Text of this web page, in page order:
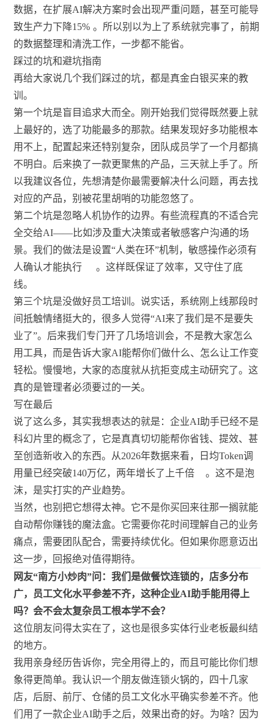
数据，在扩展AI解决方案时会出现严重问题，甚至可能导
致生产力下降15% 。所以别以为上了系统就完事了，前期
的数据整理和清洗工作，一步都不能省。
踩过的坑和避坑指南
再给大家说几个我们踩过的坑，都是真金白银买来的教
训。
第一个坑是盲目追求大而全。刚开始我们觉得既然要上就
上最好的，选了功能最多的那款。结果发现好多功能根本
用不上，配置起来还特别复杂，团队成员学了一个月都搞
不明白。后来换了一款更聚焦的产品，三天就上手了。所
以我建议各位，先想清楚你最需要解决什么问题，再去找
对应的产品，别被花里胡哨的功能忽悠了。
第二个坑是忽略人机协作的边界。有些流程真的不适合完
全交给AI——比如涉及重大决策或者敏感客户沟通的场
景。我们的做法是设置“人类在环”机制，敏感操作必须有
人确认才能执行
。这样既保证了效率，又守住了底
线。
第三个坑是没做好员工培训。说实话，系统刚上线那段时
间抵触情绪挺大的，很多人觉得“AI来了我们是不是要失
业了”。后来我们专门开了几场培训会，不是教大家怎么
用工具，而是告诉大家AI能帮你们做什么、怎么让工作变
轻松。慢慢地，大家的态度就从抗拒变成主动研究了。这
真的是管理者必须要过的一关。
写在最后
说了这么多，其实我想表达的就是：企业AI助手已经不是
科幻片里的概念了，它是真真切切能帮你省钱、提效、甚
至创造新收入的东西。从2026年数据来看，日均Token调
用量已经突破140万亿，两年增长了上千倍
。这不是泡
沫，是实打实的产业趋势。
当然，也别把它想得太神。它不是你买回来往那一搁就能
自动帮你赚钱的魔法盒。它需要你花时间理解自己的业务
痛点，需要团队配合，需要持续优化。但如果你愿意迈出
这一步，回报绝对值得期待。
网友“南方小炒肉”问：我们是做餐饮连锁的，店多分布
广，员工文化水平参差不齐，这种企业AI助手能用得上
吗？会不会太复杂员工根本学不会？
这位朋友问得太实在了，这也是很多实体行业老板最纠结
的地方。
我用亲身经历告诉你，完全用得上的，而且可能比你们想
象得更简单。我认识一个朋友做连锁火锅的，四十几家
店，后厨、前厅、仓储的员工文化水平确实参差不齐。他
们用了一款企业AI助手之后，效果出奇的好。为啥？因为